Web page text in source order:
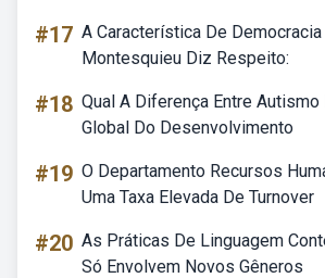
#17 A Característica De
Montesquieu Diz Respeito:
#18 Qual A Diferença Entre Autismo
Global Do Desenvolvimento
#19 O Departamento Recursos
Uma Taxa Elevada De Turnover
#20 As Práticas De Linguagem
Só Envolvem Novos Gêneros